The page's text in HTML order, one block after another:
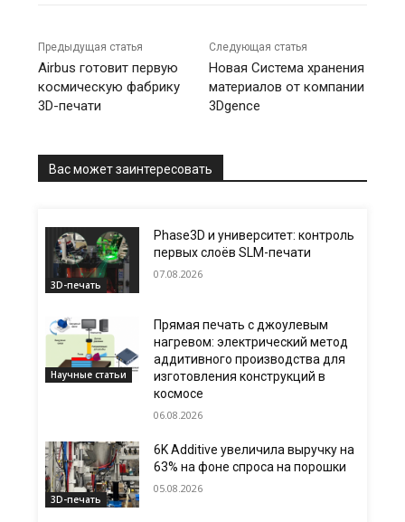
Предыдущая статья
Airbus готовит первую
космическую фабрику
3D-печати
Следующая статья
Новая Система хранения
материалов от компании
3Dgence
Вас может заинтересовать
3D-печать
Phase3D и университет: контроль
первых слоёв SLM-печати
07.08.2026
Научные статьи
Прямая печать с джоулевым
нагревом: электрический метод
аддитивного производства для
изготовления конструкций в
космосе
06.08.2026
3D-печать
6K Additive увеличила выручку на
63% на фоне спроса на порошки
05.08.2026